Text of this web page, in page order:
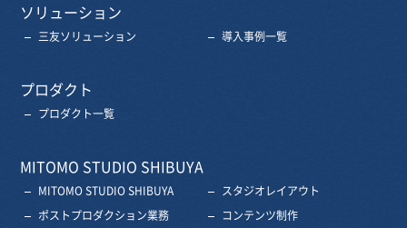
ソリューション
三友ソリューション 導入事例一覧
プロダクト
プロダクト一覧
MITOMO STUDIO SHIBUYA
MITOMO STUDIO SHIBUYA
スタジオレイアウト
ポストプロダクション業務
コンテンツ制作